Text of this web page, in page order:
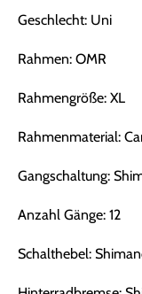
Geschlecht: Uni
Rahmen: OMR
Rahmengröße: XL
Rahmenmaterial:
Gangschaltung:
Anzahl Gänge: 12
Schalthebel: